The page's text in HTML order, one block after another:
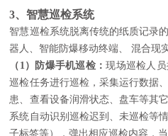
3、智慧巡检系统
智慧巡检系统脱离传统的纸质记录
器人、智能防爆移动终端、 混合现
（1）防爆手机巡检：现场巡检人
巡检任务进行巡检，采集运行数据
患、查看设备润滑状态、盘车等其
系统自动识别巡检迟到、未巡检等
子标签等），弹出相应巡检内容，